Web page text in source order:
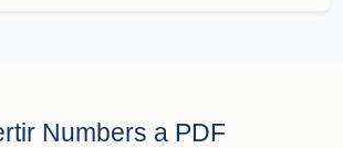
Numbers a PDF